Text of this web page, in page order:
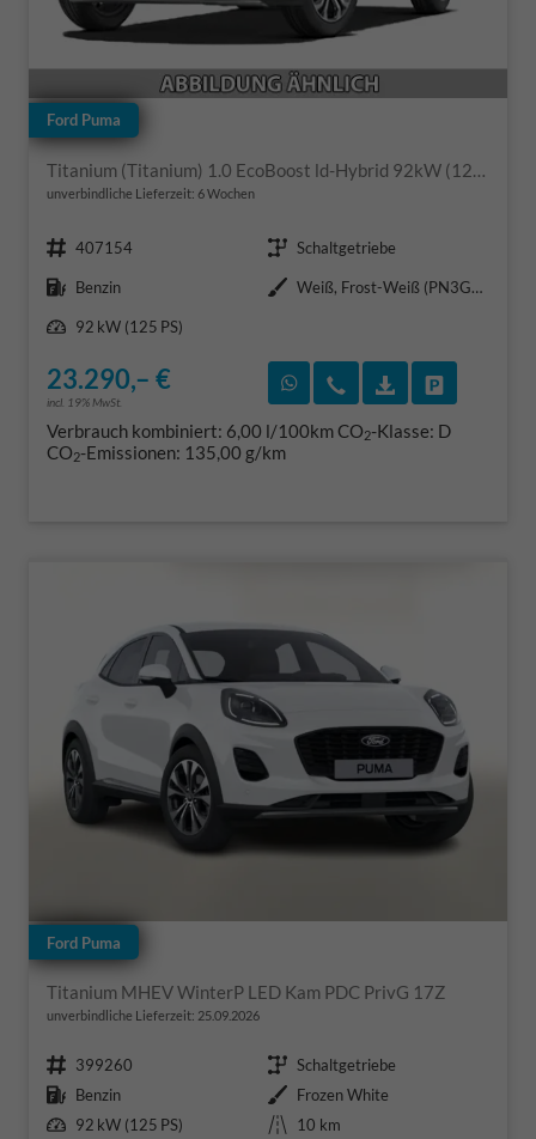
Ford Puma
Titanium (Titanium) 1.0 EcoBoost ld-Hybrid 92kW (125 PS) 7-Gang-DSG
unverbindliche Lieferzeit: 6 Wochen
Fahrzeugnr. 407154 Getriebe Schaltgetriebe
Kraftstoff Benzin Außenfarbe
Weiß, Frost-Weiß (PN3GZ0)
Leistung
92 kW (125 PS)
23.290,– €
incl. 19% MwSt.
Rückruf vereinbaren
Wir rufen Sie an
Verbrauch kombiniert: 6,00 l/100kmCO2-Klasse: D
CO2-Emissionen: 135,00 g/km
Ford Puma
Titanium MHEV WinterP LED Kam PDC PrivG 17Z
unverbindliche Lieferzeit: 25.09.2026
Fahrzeugnr. 399260 Getriebe Schaltgetriebe
Kraftstoff Benzin Außenfarbe Frozen White
Leistung 92 kW (125 PS) Kilometerstand 10 km